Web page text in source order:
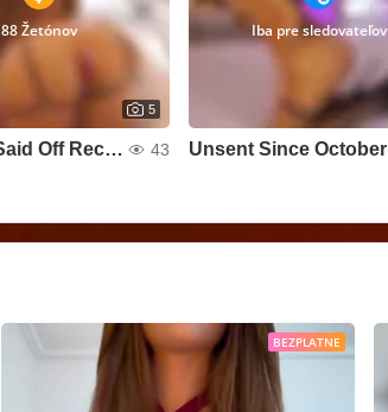
88 Žetónov
5
What We Said Off Record 43
Iba pre sledovateľov
Unsent Since October
BEZPLATNE